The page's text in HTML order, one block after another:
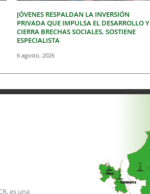
JÓVENES RESPALDAN LA INVERSIÓN
PRIVADA QUE IMPULSA EL DESARROLLO Y
CIERRA BRECHAS SOCIALES, SOSTIENE
ESPECIALISTA
6 agosto, 2026
es una